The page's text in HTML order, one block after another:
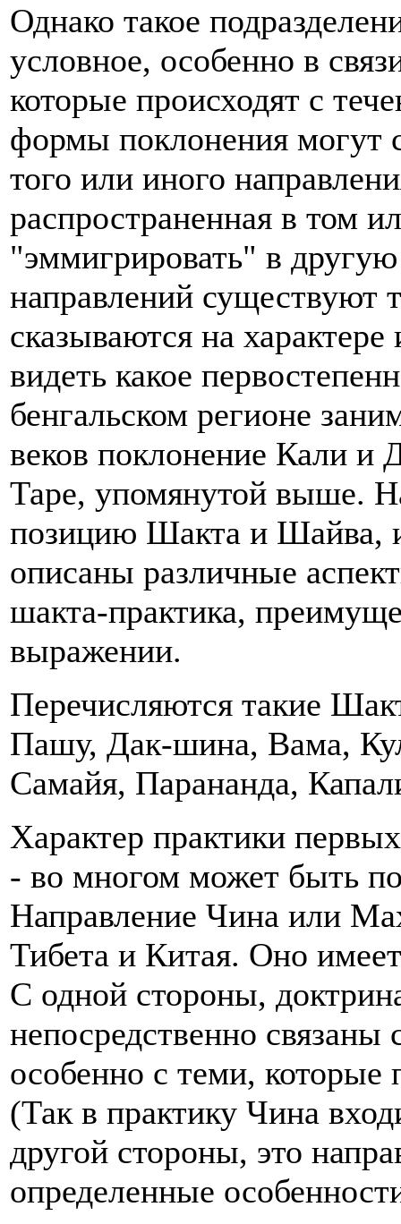
Однако такое
условное, особенно в
которые происходят с
формы поклонения могут
того или иного
распространенная в том
"эммигрировать" в
направлений существуют
сказываются на
видеть какое
бенгальском регионе
веков поклонение Кали и
Таре, упомянутой выше.
позицию Шакта и Шайва,
описаны различные
шакта-практика,
выражении.
Перечисляются такие
Пашу, Дак-шина, Вама,
Самайя, Парананда,
Характер практики
- во многом может быть
Направление Чина или
Тибета и Китая. Оно
С одной стороны,
непосредственно
особенно с теми, которые
(Так в практику Чина
другой стороны, это
определенные